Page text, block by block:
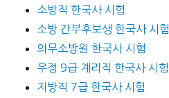
소방직 한국사 시험
소방 간부후보생 한국사 시험
의무소방원 한국사 시험
우정 9급 계리직 한국사 시험
지방직 7급 한국사 시험